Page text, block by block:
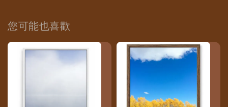
您可能也喜歡